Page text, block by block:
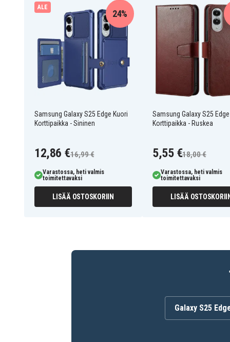
Ominaisuudet: Korttipaikka
Yhteensopiva kanssa
: Samsung Galaxy S25 Edge
Tuotenro 6601152094F
Tuotetyyppi
Korttipaikat
Väri Ruusukulta
ALE
Samsung Galaxy S25 Edge Kuori
Korttipaikka - Sininen
24%
12,86 €16,99 €
Varastossa, heti valmis
toimitettavaksi
LISÄÄ OSTOSKORIIN
Samsung Galaxy S25
Korttipaikka - Ruskea
5,55 €18,00 €
Varastossa, heti valmis
toimitettavaksi
LISÄÄ OSTOSKORIIN
Galaxy S25